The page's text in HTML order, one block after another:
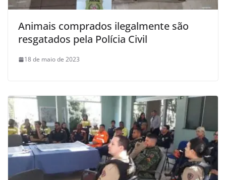
Animais comprados ilegalmente são
resgatados pela Polícia Civil
18 de maio de 2023